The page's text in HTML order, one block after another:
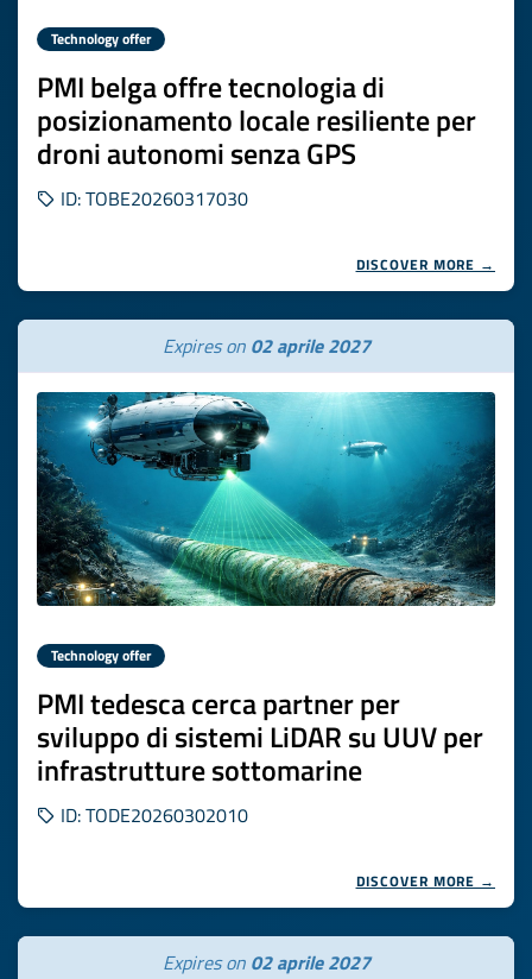
Technology offer
PMI belga offre tecnologia di
posizionamento locale resiliente per
droni autonomi senza GPS
ID: TOBE20260317030
DISCOVER MORE →
Expires on 02 aprile 2027
Technology offer
PMI tedesca cerca partner per
sviluppo di sistemi LiDAR su UUV per
infrastrutture sottomarine
ID: TODE20260302010
DISCOVER MORE →
Expires on 02 aprile 2027